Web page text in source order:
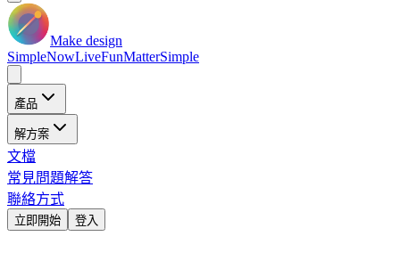
Make design
SimpleNowLiveFunMatterSimple
產品
解方案
文檔
常見問題解答
聯絡方式
立即開始 登入